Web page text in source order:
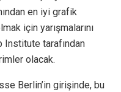
en iyi grafik
için yarışmalarını
Institute tarafından
olacak.
Berlin’in girişinde, bu